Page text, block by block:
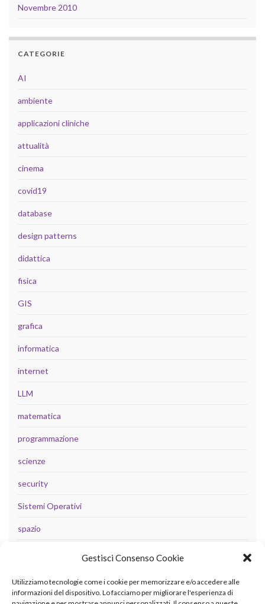
Gestisci Consenso Cookie
Utilizziamo tecnologie come i cookie per memorizzare e/o accedere alle
informazioni del dispositivo. Lo facciamo per migliorare l'esperienza di
Novembre 2010
CATEGORIE
AI
ambiente
applicazioni cliniche
attualità
cinema
covid19
database
design patterns
didattica
fisica
GIS
grafica
informatica
internet
LLM
matematica
programmazione
scienze
security
Sistemi Operativi
spazio